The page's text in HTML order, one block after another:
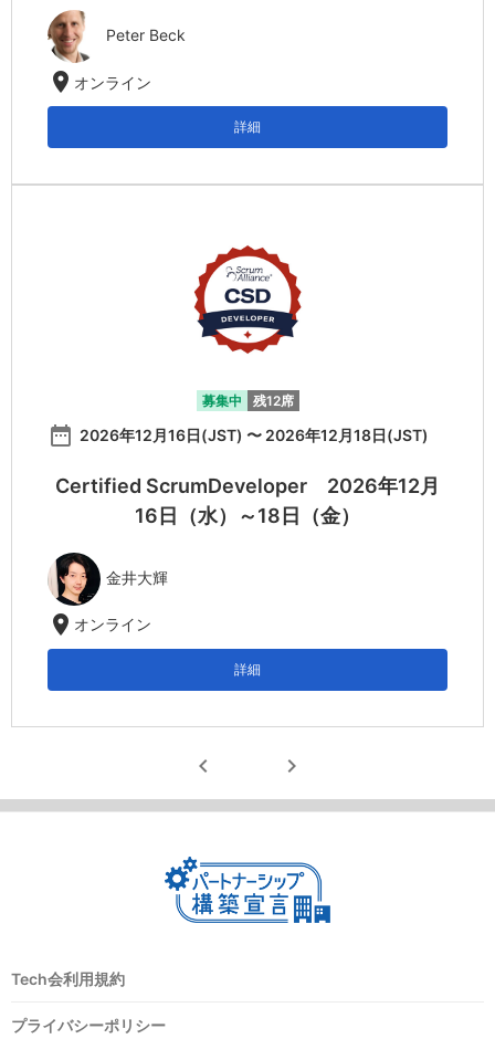
Peter Beck
location_on オンライン
詳細
募集中 残12席
date_range 2026年12月16日(JST) 〜 2026年12月18日(JST)
Certified ScrumDeveloper 2026年12月
16日（水）～18日（金）
金井大輝
location_on オンライン
詳細
chevron_left chevron_right
Tech会利用規約
プライバシーポリシー